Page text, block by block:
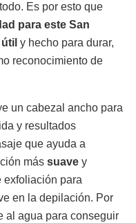
Es por esto que
para este San
útil y hecho para durar,
reconocimiento de
un cabezal ancho para
y resultados
que ayuda a
más suave y
exfoliación para
en la depilación. Por
al agua para conseguir